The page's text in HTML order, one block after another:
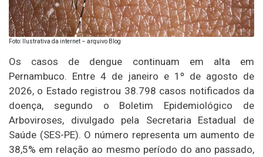
Foto: Ilustrativa da internet – arquivo Blog
Os casos de dengue continuam em alta em
Pernambuco. Entre 4 de janeiro e 1º de agosto de
2026, o Estado registrou 38.798 casos notificados da
doença, segundo o Boletim Epidemiológico de
Arboviroses, divulgado pela Secretaria Estadual de
Saúde (SES-PE). O número representa um aumento de
38,5% em relação ao mesmo período do ano passado,